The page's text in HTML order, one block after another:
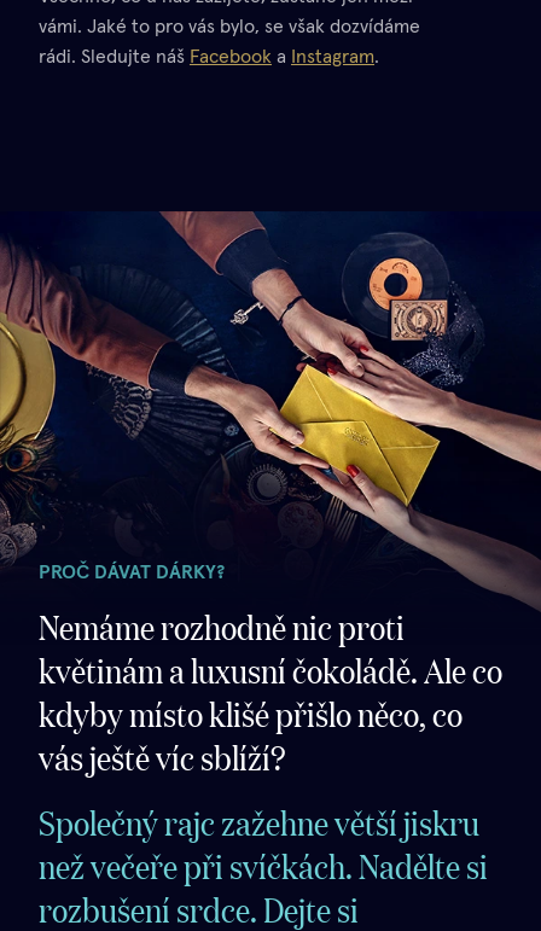
vámi. Jaké to pro vás bylo, se však dozvídáme
rádi. Sledujte náš Facebook a Instagram.
PROČ DÁVAT DÁRKY?
Nemáme rozhodně nic proti
květinám a luxusní čokoládě. Ale co
kdyby místo klišé přišlo něco, co
vás ještě víc sblíží?
Společný rajc zažehne větší jiskru
než večeře při svíčkách. Nadělte si
rozbušení srdce. Dejte si